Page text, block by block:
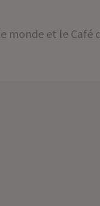
monde et le Café